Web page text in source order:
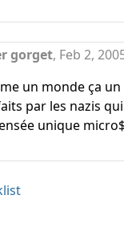
gorget, Feb 2,
un monde ça
par les nazis
unique